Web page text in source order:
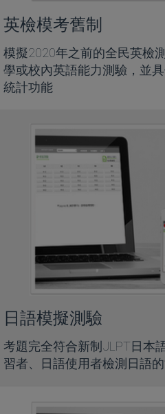
英檢模考舊制
模擬2020年之前的全民英檢
學或校內英語能力測驗，並
統計功能
日語模擬測驗
考題完全符合新制JLPT日本
習者、日語使用者檢測日語